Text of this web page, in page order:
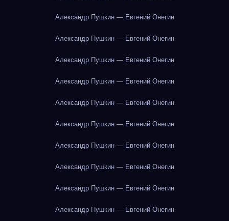
Александр Пушкин — Евгений Онегин
Александр Пушкин — Евгений Онегин
Александр Пушкин — Евгений Онегин
Александр Пушкин — Евгений Онегин
Александр Пушкин — Евгений Онегин
Александр Пушкин — Евгений Онегин
Александр Пушкин — Евгений Онегин
Александр Пушкин — Евгений Онегин
Александр Пушкин — Евгений Онегин
Александр Пушкин — Евгений Онегин